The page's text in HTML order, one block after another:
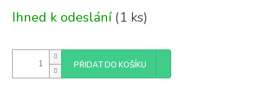
cena:
Ihned k odeslání (1 ks)
PŘIDAT DO KOŠÍKU